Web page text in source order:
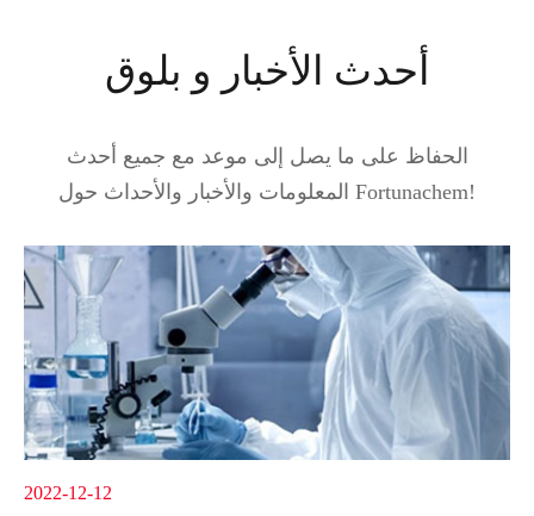
أحدث الأخبار و بلوق
الحفاظ على ما يصل إلى موعد مع جميع أحدث
المعلومات والأخبار والأحداث حول Fortunachem!
2022-12-12